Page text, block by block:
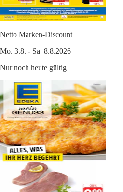
Netto Marken-Discount
Mo. 3.8. - Sa. 8.8.2026
Nur noch heute gültig